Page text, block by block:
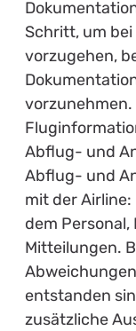
Schritt, um
vorzugehen,
vorzunehmen.
Abflug- und
Abflug- und
mit der
dem Personal,
Mitteilungen.
entstanden
zusätzliche